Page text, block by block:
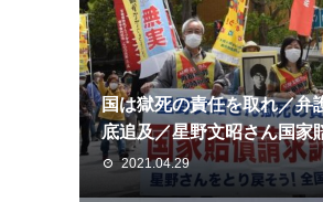
国は獄死の責任を取れ／弁
底追及／星野文昭さん国家
2021.04.29